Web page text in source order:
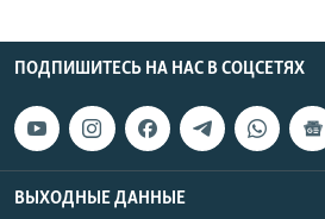
ПОДПИШИТЕСЬ НА НАС В СОЦСЕТЯХ
ВЫХОДНЫЕ ДАННЫЕ